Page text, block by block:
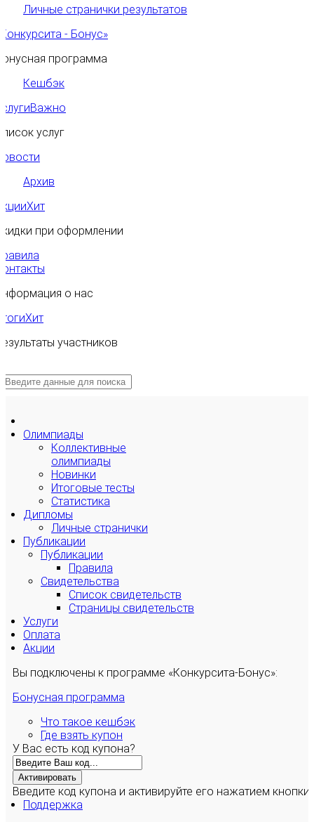
Личные странички результатов
- Бонус»
программа
Кешбэк
Важно
услуг
Архив
Хит
при оформлении
о нас
Хит
участников
Олимпиады
Коллективные
олимпиады
Новинки
Итоговые тесты
Статистика
Дипломы
Личные странички
Публикации
Публикации
Правила
Свидетельства
Список свидетельств
Страницы свидетельств
Услуги
Оплата
Акции
Вы подключены к программе «Конкурсита-Бонус»:
Бонусная программа
Что такое кешбэк
Где взять купон
У Вас есть код купона?
Активировать
Введите код купона и активируйте его нажатием кнопки
Поддержка